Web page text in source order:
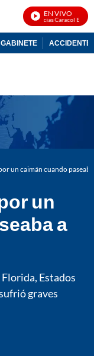
EN VIVO
Noticias Caracol En Vivo
GABINETE ACCIDENTE
un caimán cuando
un
a
Estados
graves